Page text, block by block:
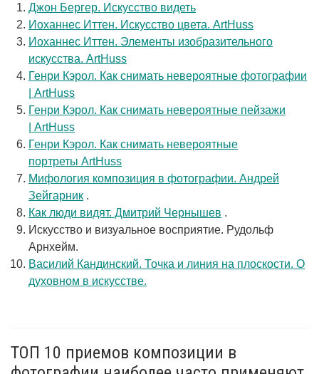
Джон Бергер. Искусство видеть
Иоханнес Иттен. Искусство цвета. ArtHuss
Иоханнес Иттен. Элементы изобразительного
искусства. ArtHuss
Генри Кэрол. Как снимать невероятные фотографии
| ArtHuss
Генри Кэрол. Как снимать невероятные пейзажи
| ArtHuss
Генри Кэрол. Как снимать невероятные
портреты ArtHuss
Мифология композиция в фотографии. Андрей
Зейгарник .
Как люди видят. Дмитрий Чернышев .
Искусство и визуальное восприятие. Рудольф
Арнхейм.
Василий Кандинский. Точка и линия на плоскости. О
духовном в искусстве.
ТОП 10 приемов композиции в